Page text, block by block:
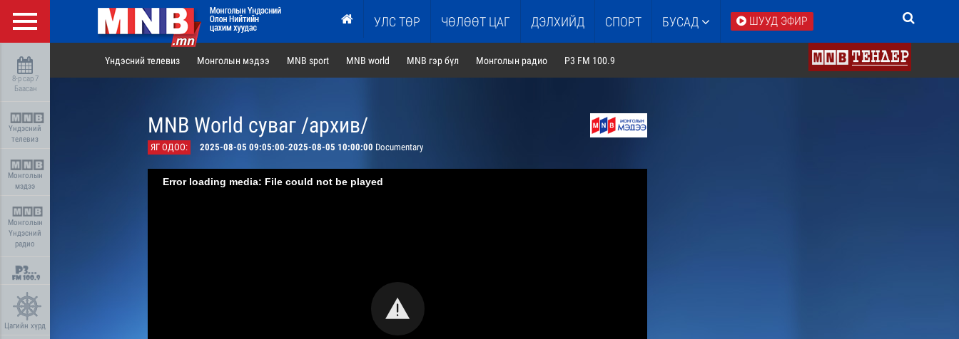
УЛС ТӨР ЧӨЛӨӨТ ЦАГ ДЭЛХИЙД СПОРТ БУСАД ШУУД ЭФИР
8-р сар 7
Баасан
Үндэсний
телевиз
Монголын
мэдээ
Монголын
Үндэсний
радио
Цагийн хүрд
Үндэсний телевиз Монголын мэдээ MNB sport MNB world MNB гэр бүл Монголын радио P3 FM 100.9
MNB World суваг /архив/
ЯГ ОДОО: 2025-08-05 09:05:00-2025-08-05 10:00:00 Documentary
Error loading media: File could not be played